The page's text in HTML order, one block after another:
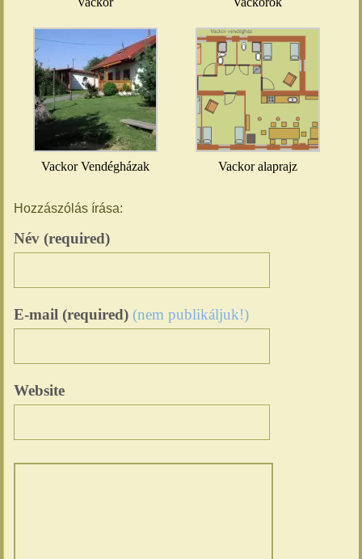
Vackor Vendégházak Vackor alaprajz
Hozzászólás írása:
Név (required)
E-mail (required) (nem publikáljuk!)
Website